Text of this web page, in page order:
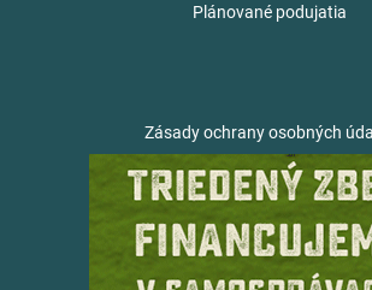
Plánované podujatia
Zásady ochrany osobných